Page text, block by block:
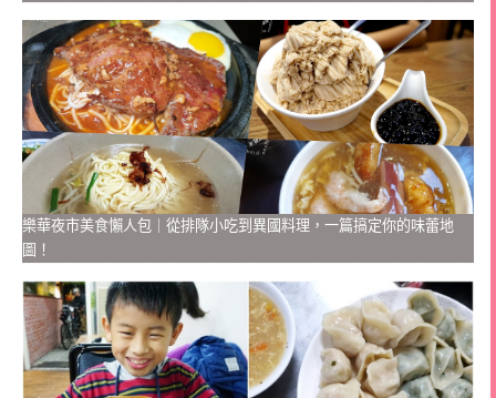
樂華夜市美食懶人包｜從排隊小吃到異國料理，一篇搞定你的味蕾地
圖！